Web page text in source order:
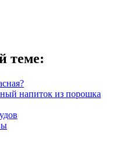
теме:
напиток из порошка